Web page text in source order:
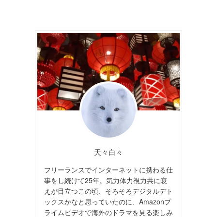
天々白々
フリーランスでインターネットに携わる仕
事をし続けて25年。気力体力視力共に衰
えが目立つこの頃、そろそろデジタルデト
ックスかなと思っていたのに、Amazonプ
ライムビデオで海外のドラマを見る楽しみ